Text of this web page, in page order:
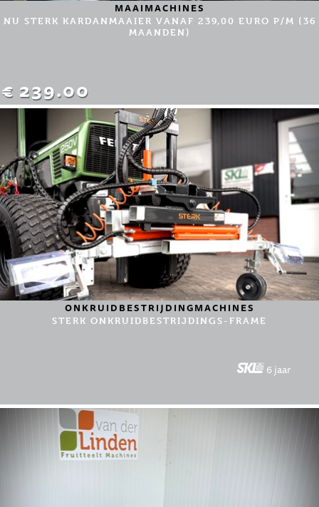
MAAIMACHINES
NU STERK KARDANMAAIER VANAF 239,00 EURO P/M (36
MAANDEN)
€ 239.00
ONKRUIDBESTRIJDINGMACHINES
STERK ONKRUIDBESTRIJDINGS-FRAME
6 jaar